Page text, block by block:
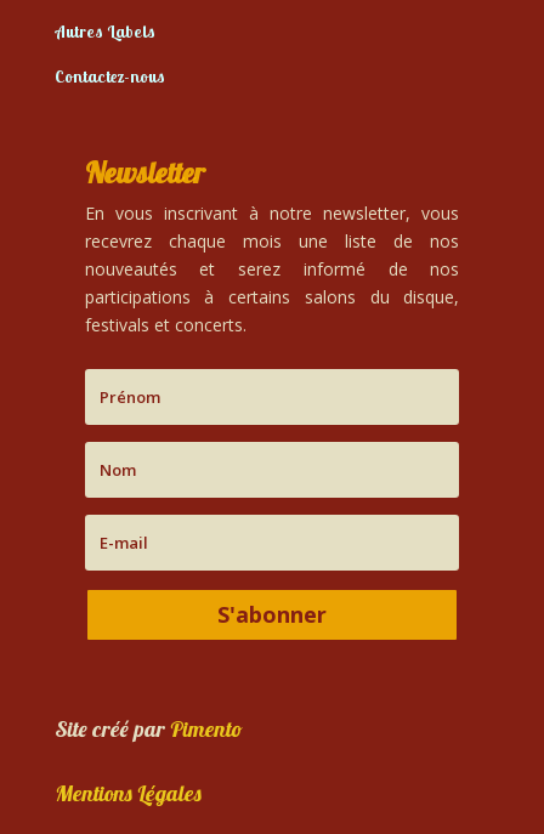
Autres Labels
Contactez-nous
Newsletter
En vous inscrivant à notre newsletter, vous
recevrez chaque mois une liste de nos
nouveautés et serez informé de nos
participations à certains salons du disque,
festivals et concerts.
S'abonner
Site créé parPimento
Mentions Légales